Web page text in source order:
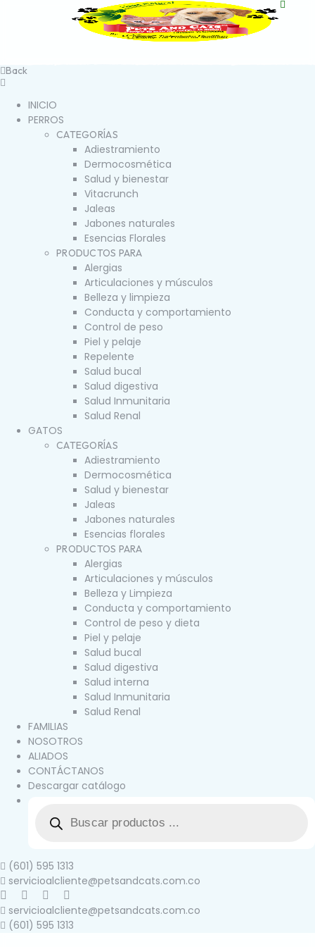
Back
INICIO
PERROS
CATEGORÍAS
Adiestramiento
Dermocosmética
Salud y bienestar
Vitacrunch
Jaleas
Jabones naturales
Esencias Florales
PRODUCTOS PARA
Alergias
Articulaciones y músculos
Belleza y limpieza
Conducta y comportamiento
Control de peso
Piel y pelaje
Repelente
Salud bucal
Salud digestiva
Salud Inmunitaria
Salud Renal
GATOS
CATEGORÍAS
Adiestramiento
Dermocosmética
Salud y bienestar
Jaleas
Jabones naturales
Esencias florales
PRODUCTOS PARA
Alergias
Articulaciones y músculos
Belleza y Limpieza
Conducta y comportamiento
Control de peso y dieta
Piel y pelaje
Salud bucal
Salud digestiva
Salud interna
Salud Inmunitaria
Salud Renal
FAMILIAS
NOSOTROS
ALIADOS
CONTÁCTANOS
Descargar catálogo
(601) 595 1313
servicioalcliente@petsandcats.com.co
servicioalcliente@petsandcats.com.co
(601) 595 1313